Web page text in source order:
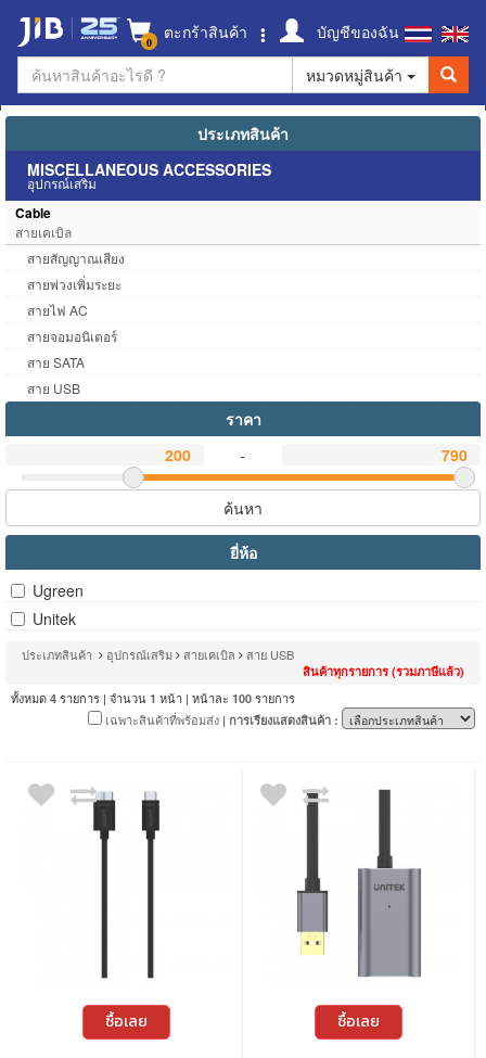
0 ตะกร้าสินค้า
บัญชีของฉัน
หมวดหมู่สินค้า
ประเภทสินค้า
MISCELLANEOUS ACCESSORIES
อุปกรณ์เสริม
Cable
สายเคเบิล
สายสัญญาณเสียง
สายพ่วงเพิ่มระยะ
สายไฟ AC
สายจอมอนิเตอร์
สาย SATA
สาย USB
ราคา
-
ค้นหา
ยี่ห้อ
Ugreen
Unitek
ประเภทสินค้า อุปกรณ์เสริม สายเคเบิล สาย USB
สินค้าทุกรายการ (รวมภาษีแล้ว)
ทั้งหมด 4 รายการ | จำนวน 1 หน้า | หน้าละ 100 รายการ
เฉพาะสินค้าที่พร้อมส่ง | การเรียงแสดงสินค้า :
ซื้อเลย ซื้อเลย